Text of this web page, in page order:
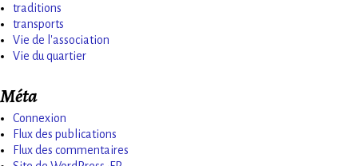
traditions
transports
Vie de l'association
Vie du quartier
Méta
Connexion
Flux des publications
Flux des commentaires